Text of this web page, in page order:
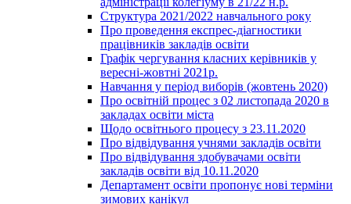
Структура 2021/2022 навчального року
Про проведення експрес-діагностики
працівників закладів освіти
Графік чергування класних керівників у
вересні-жовтні 2021р.
Навчання у період виборів (жовтень 2020)
Про освітній процес з 02 листопада 2020 в
закладах освіти міста
Щодо освітнього процесу з 23.11.2020
Про відвідування учнями закладів освіти
Про відвідування здобувачами освіти
закладів освіти від 10.11.2020
Департамент освіти пропонує нові терміни
зимових канікул